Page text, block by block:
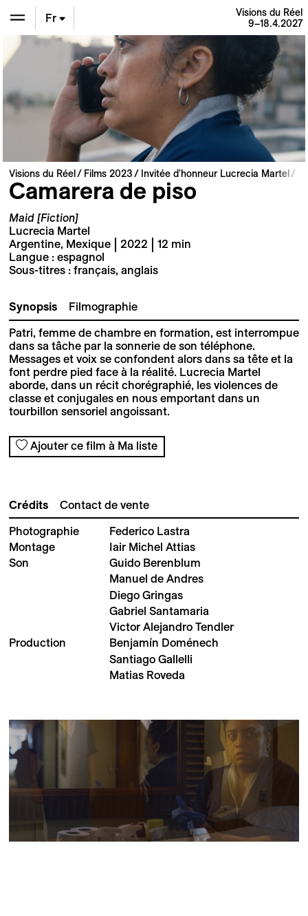
Fr
Visions du Réel
9–18.4.2027
Visions du Réel Films 2023 Invitée d'honneur Lucrecia Martel
Camarera de piso
Maid [Fiction]
Lucrecia Martel
Argentine, Mexique | 2022 | 12 min
Langue : espagnol
Sous-titres : français, anglais
Synopsis Filmographie
Patri, femme de chambre en formation, est interrompue
dans sa tâche par la sonnerie de son téléphone.
Messages et voix se confondent alors dans sa tête et la
font perdre pied face à la réalité. Lucrecia Martel
aborde, dans un récit chorégraphié, les violences de
classe et conjugales en nous emportant dans un
tourbillon sensoriel angoissant.
Ajouter ce film à Ma liste
Crédits Contact de vente
Photographie
Federico Lastra
Montage
Iair Michel Attias
Son
Guido Berenblum
Manuel de Andres
Diego Gringas
Gabriel Santamaria
Victor Alejandro Tendler
Production
Benjamín Doménech
Santiago Gallelli
Matias Roveda